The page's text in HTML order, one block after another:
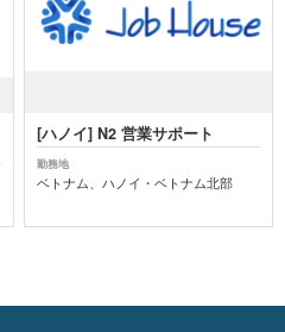
[ハノイ] N2 営業サポート
勤務地
ベトナム、ハノイ・ベトナム北部